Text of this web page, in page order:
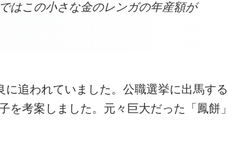
はこの小さな金のレンガの年産額が
追われていました。公職選挙に出馬する
考案しました。元々巨大だった「鳳餅」